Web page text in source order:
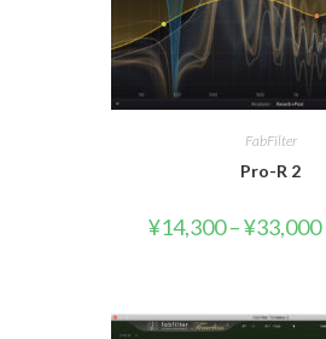
FabFilter
Pro-R 2
¥14,300–¥33,000